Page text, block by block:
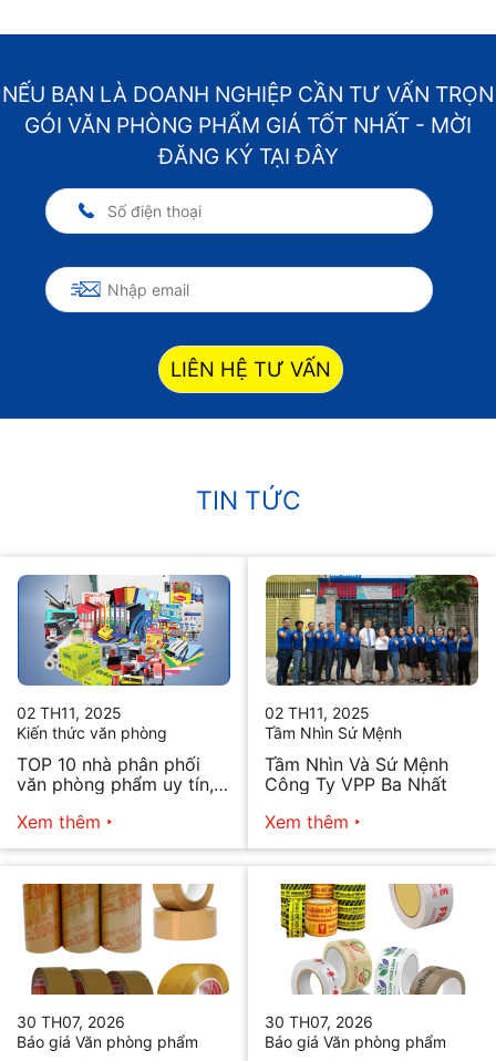
NẾU BẠN LÀ DOANH NGHIỆP CẦN TƯ VẤN TRỌN
GÓI VĂN PHÒNG PHẨM GIÁ TỐT NHẤT - MỜI
ĐĂNG KÝ TẠI ĐÂY
LIÊN HỆ TƯ VẤN
TIN TỨC
02 TH11, 2025
Kiến thức văn phòng
TOP 10 nhà phân phối
văn phòng phẩm uy tín,
Xem thêm
02 TH11, 2025
Tầm Nhìn Sứ Mệnh
Tầm Nhìn Và Sứ Mệnh
Công Ty VPP Ba Nhất
Xem thêm
30 TH07, 2026
Báo giá Văn phòng phẩm
30 TH07, 2026
Báo giá Văn phòng phẩm